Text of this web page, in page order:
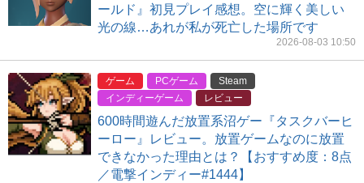
ールド』初見プレイ感想。空に輝く美しい
光の線…あれが私が死亡した場所です
2026-08-03 10:50
ゲーム PCゲーム
Steam
インディーゲーム
レビュー
600時間遊んだ放置系沼ゲー『タスクバーヒ
ーロー』レビュー。放置ゲームなのに放置
できなかった理由とは？【おすすめ度：8点
／電撃インディー#1444】